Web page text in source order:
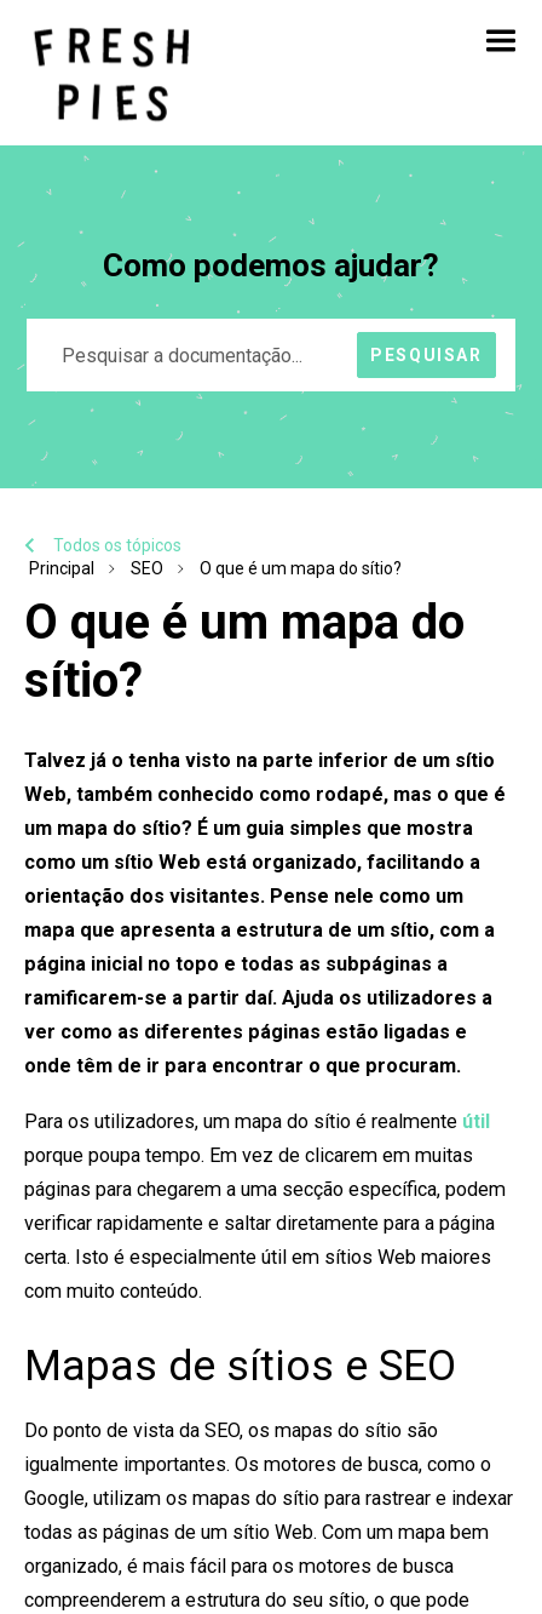
Início
Sobre
O nosso trabalho
Como podemos ajudar?
PESQUISAR
Todos os tópicos
Principal
SEO O que é um mapa do sítio?
O que é um mapa do
sítio?
Talvez já o tenha visto na parte inferior de um sítio
Web, também conhecido como rodapé, mas o que é
um mapa do sítio? É um guia simples que mostra
como um sítio Web está organizado, facilitando a
orientação dos visitantes. Pense nele como um
mapa que apresenta a estrutura de um sítio, com a
página inicial no topo e todas as subpáginas a
ramificarem-se a partir daí. Ajuda os utilizadores a
ver como as diferentes páginas estão ligadas e
onde têm de ir para encontrar o que procuram.
Para os utilizadores, um mapa do sítio é realmente útil
porque poupa tempo. Em vez de clicarem em muitas
páginas para chegarem a uma secção específica, podem
verificar rapidamente e saltar diretamente para a página
certa. Isto é especialmente útil em sítios Web maiores
com muito conteúdo.
Mapas de sítios e SEO
Do ponto de vista da SEO, os mapas do sítio são
igualmente importantes. Os motores de busca, como o
Google, utilizam os mapas do sítio para rastrear e indexar
todas as páginas de um sítio Web. Com um mapa bem
organizado, é mais fácil para os motores de busca
compreenderem a estrutura do seu sítio, o que pode